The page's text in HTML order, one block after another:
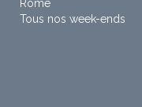
Rome
Tous nos week-ends